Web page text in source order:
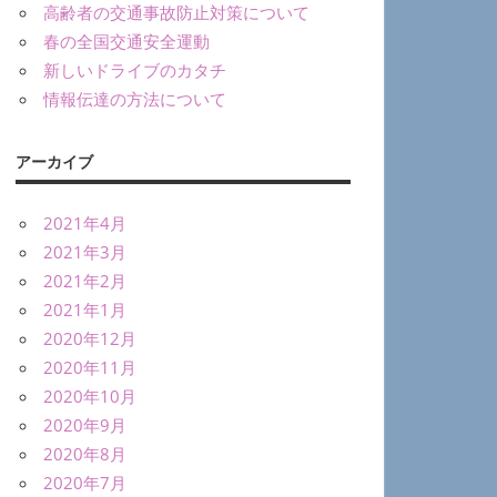
高齢者の交通事故防止対策について
春の全国交通安全運動
新しいドライブのカタチ
情報伝達の方法について
アーカイブ
2021年4月
2021年3月
2021年2月
2021年1月
2020年12月
2020年11月
2020年10月
2020年9月
2020年8月
2020年7月